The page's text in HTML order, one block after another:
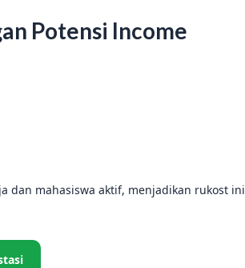
Potensi Income
dan mahasiswa aktif, menjadikan rukost ini